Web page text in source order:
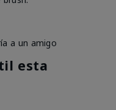
a un amigo
esta